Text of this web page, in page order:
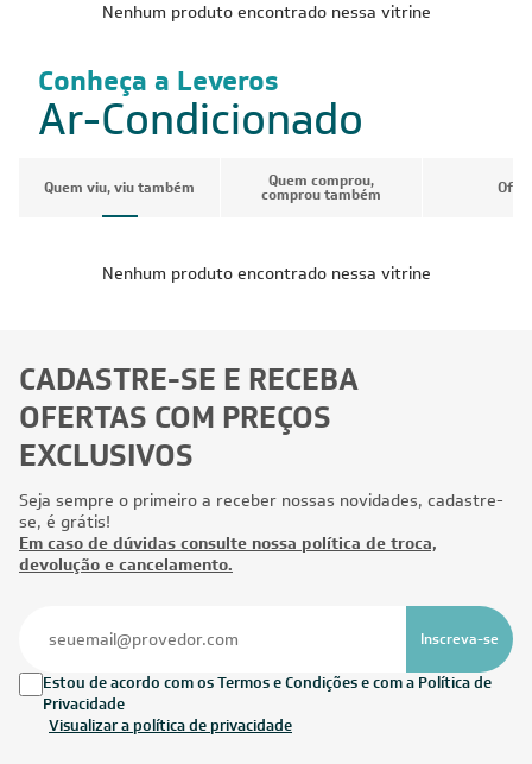
Nenhum produto encontrado nessa vitrine
Conheça a Leveros
Ar-Condicionado
Quem viu, viu também Quem comprou,
comprou também
Nenhum produto encontrado nessa vitrine
CADASTRE-SE E RECEBA
OFERTAS COM PREÇOS
EXCLUSIVOS
Seja sempre o primeiro a receber nossas novidades, cadastre-
se, é grátis!
Em caso de dúvidas consulte nossa política de troca,
devolução e cancelamento.
Inscreva-se
Estou de acordo com os Termos e Condições e com a Política de
Privacidade
Visualizar a política de privacidade